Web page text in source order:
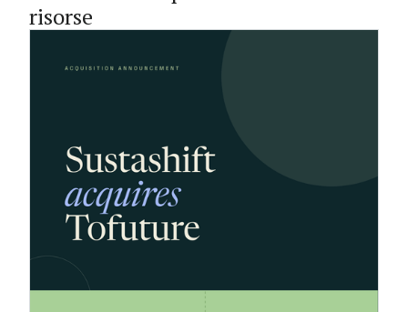
risorse
Tofuture per accelerare la crescita
della propria piattaforma di
rendicontazione sulla sostenibilità
Sustashift ha acquisito l'attività di Tofuture,
ampliando la propria base clienti a circa 60
aziende in 5 paesi e compiendo un ulteriore passo
avanti verso il proprio obiettivo di creare la
piattaforma leader di mercato per la
rendicontazione di sostenibilità.